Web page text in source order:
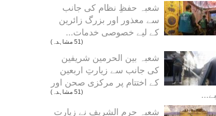
شعبہ حفظِ نظام کی جانب
سے معذور اور بزرگ زائرین
کے لیے خصوصی خدمات...
(51 مشاہدہ)
شعبہ بین الحرمین شریفین
کی جانب سے زیارتِ اربعین
کے اختتام پر مرکزی صحن اور
(51 مشاہدہ)
شعبہ حرم الشریف نے زیارت